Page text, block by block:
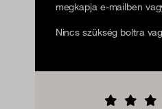
megkapja e-mailben
Nincs szükség boltra